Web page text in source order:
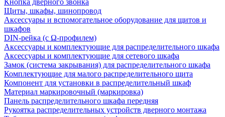
Кнопка дверного звонка
Щиты, шкафы, шинопровод
Аксессуары и вспомогательное оборудование для щитов и
шкафов
DIN-рейка (с Ω-профилем)
Аксессуары и комплектующие для распределительного шкафа
Аксессуары и комплектующие для сетевого шкафа
Замок (система закрывания) для распределительного шкафа
Комплектующие для малого распределительного щита
Компонент для установки в распределительный шкаф
Материал маркировочный (маркировка)
Панель распределительного шкафа передняя
Рукоятка распределительных устройств дверного монтажа